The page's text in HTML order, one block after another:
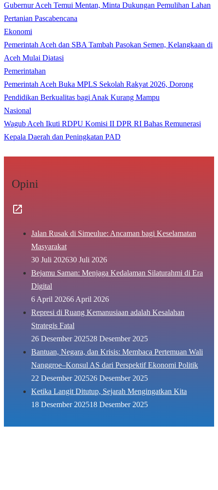
Gubernur Aceh Temui Mentan, Minta Dukungan Pemulihan Lahan
Pertanian Pascabencana
Ekonomi
Pemerintah Aceh dan SBA Tambah Pasokan Semen, Kelangkaan di
Aceh Mulai Diatasi
Pemerintahan
Pemerintah Aceh Buka MPLS Sekolah Rakyat 2026, Dorong
Pendidikan Berkualitas bagi Anak Kurang Mampu
Nasional
Wagub Aceh Ikuti RDPU Komisi II DPR RI Bahas Remunerasi
Kepala Daerah dan Peningkatan PAD
Opini
Jalan Rusak di Simeulue: Ancaman bagi Keselamatan
Masyarakat
30 Juli 202630 Juli 2026
Bejamu Saman: Menjaga Kedalaman Silaturahmi di Era
Digital
6 April 20266 April 2026
Represi di Ruang Kemanusiaan adalah Kesalahan
Strategis Fatal
26 Desember 202528 Desember 2025
Bantuan, Negara, dan Krisis: Membaca Pertemuan Wali
Nanggroe–Konsul AS dari Perspektif Ekonomi Politik
22 Desember 202526 Desember 2025
Ketika Langit Ditutup, Sejarah Mengingatkan Kita
18 Desember 202518 Desember 2025